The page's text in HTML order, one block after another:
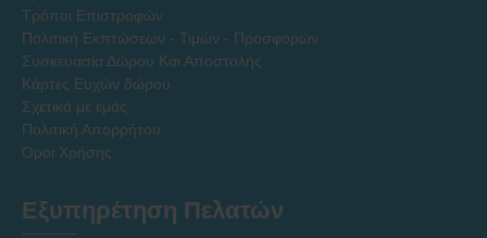
Τρόποι Επιστροφών
Πολιτική Εκπτώσεων - Τιμών - Προσφορών
Συσκευασία Δώρου Και Αποστολής
Κάρτες Ευχών δώρου
Σχετικά με εμάς
Πολιτική Απορρήτου
Όροι Χρήσης
Εξυπηρέτηση Πελατών